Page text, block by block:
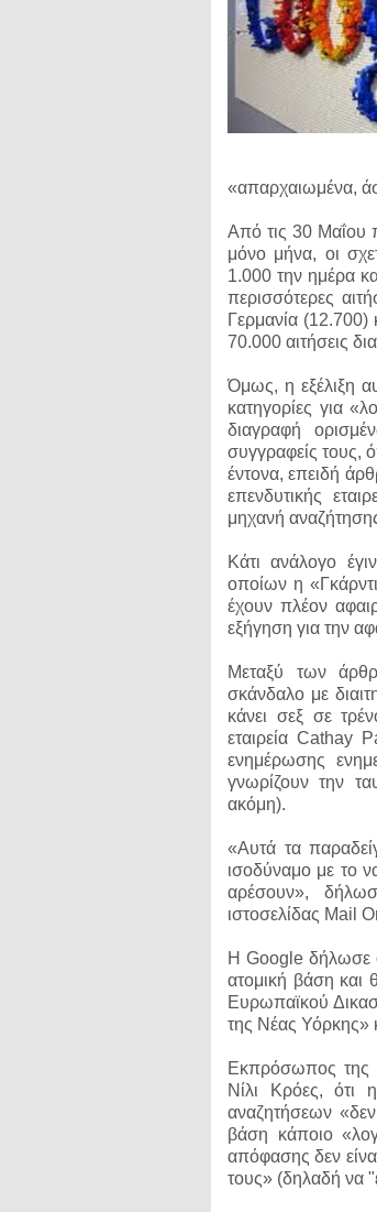
«απαρχαιωμένα,
Από τις 30 Μαΐου
μόνο μήνα, οι
1.000 την ημέρα
περισσότερες
Γερμανία (12.700)
70.000 αιτήσεις
Όμως, η εξέλιξη
κατηγορίες για
διαγραφή
συγγραφείς τους,
έντονα, επειδή
επενδυτικής
μηχανή
Κάτι ανάλογο
οποίων η
έχουν πλέον
εξήγηση για την
Μεταξύ των
σκάνδαλο με
κάνει σεξ σε
εταιρεία Cathay
ενημέρωσης
γνωρίζουν την
ακόμη).
«Αυτά τα
ισοδύναμο με το
αρέσουν»,
ιστοσελίδας Mail
Η Google δήλωσε
ατομική βάση και
Ευρωπαϊκού
της Νέας Υόρκης»
Εκπρόσωπος της
Νίλι Κρόες,
αναζητήσεων
βάση κάποιο
απόφασης δεν
τους» (δηλαδή να